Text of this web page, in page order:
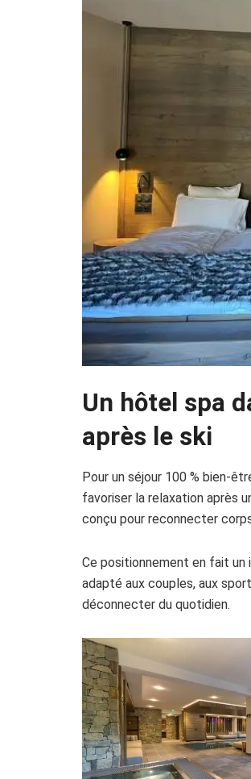
Un hôtel spa
après le ski
Pour un séjour 100 % bien-
favoriser la relaxation après
conçu pour reconnecter
Ce positionnement en fait un
adapté aux couples, aux
déconnecter du quotidien.